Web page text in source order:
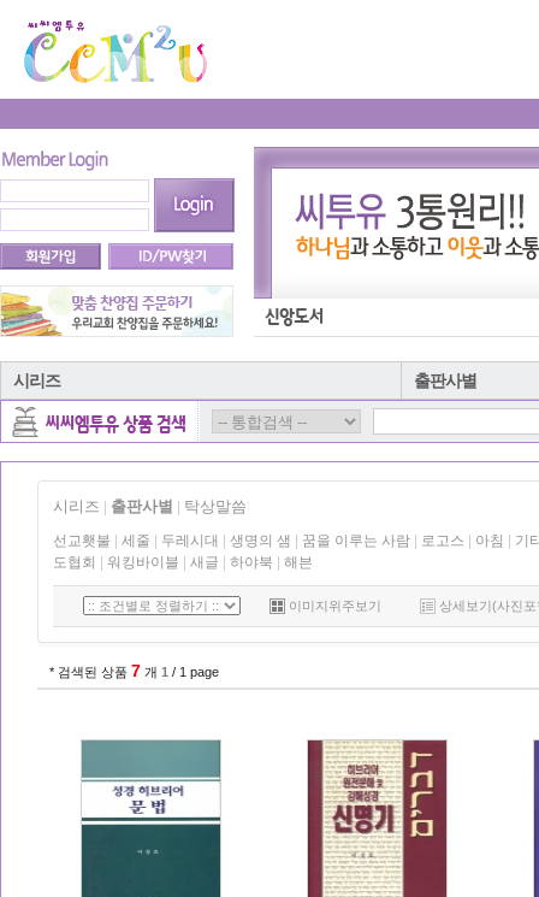
시리즈 출판사별
시리즈 출판사별 탁상말씀
선교횃불 세줄 두레시대 생명의 샘 꿈을 이루는 사람 로고스 아침
기
도협회
워킹바이블 새글 하야북 해븐
이미지위주보기 상세보기(사진
* 검색된 상품 7 개 1 / 1 page